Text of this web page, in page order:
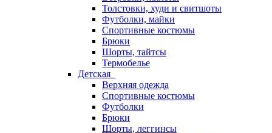
Толстовки, худи и свитшоты
Футболки, майки
Спортивные костюмы
Брюки
Шорты, тайтсы
Термобелье
Детская
Верхняя одежда
Спортивные костюмы
Футболки
Брюки
Шорты, леггинсы